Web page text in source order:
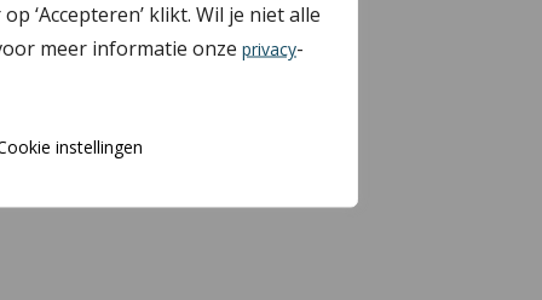
‘Accepteren’ klikt. Wil je niet alle
meer informatie onze privacy-
instellingen